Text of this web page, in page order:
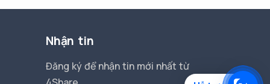
Nhận tin
Đăng ký để nhận tin mới nhất từ